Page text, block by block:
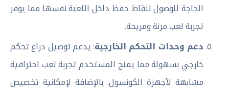
الحاجة للوصول لنقاط حفظ داخل اللعبة نفسها مما يوفر
تجربة لعب مرنة ومريحة.
دعم وحدات التحكم الخارجية: يدعم توصيل دراع تحكم
خارجي بسهولة مما يمنح المستخدم تجربة لعب احترافية
مشابهة لأجهزة الكونسول. بالإضافة لإمكانية تخصيص